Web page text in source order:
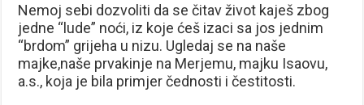
Nemoj sebi dozvoliti da se čitav život kaješ zbog
jedne “lude” noći, iz koje ćeš izaci sa jos jednim
“brdom” grijeha u nizu. Ugledaj se na naše
majke,naše prvakinje na Merjemu, majku Isaovu,
a.s., koja je bila primjer čednosti i čestitosti.